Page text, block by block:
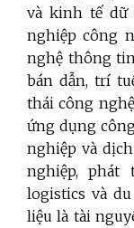
và kinh tế dữ
nghiệp công
nghệ thông
bán dẫn, trí
thái công
ứng dụng
nghiệp và
nghiệp, phát
logistics và
liệu là tài